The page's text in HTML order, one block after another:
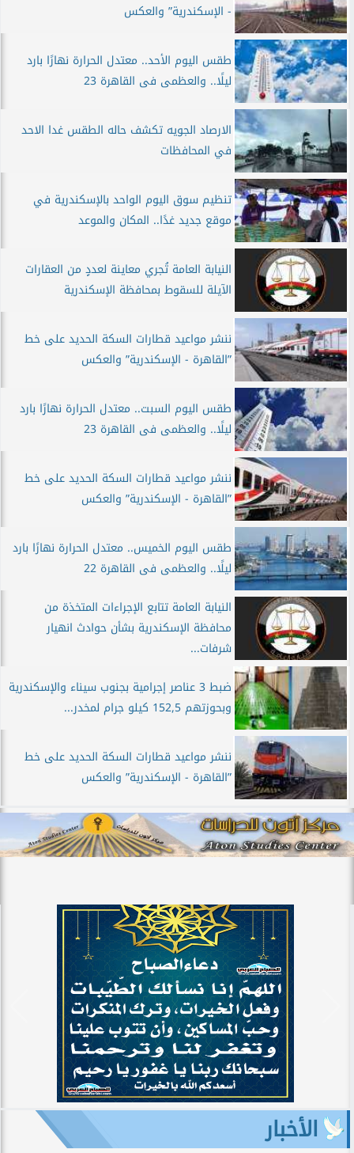
- الإسكندرية” والعكس
طقس اليوم الأحد.. معتدل الحرارة نهارًا بارد
ليلًا.. والعظمى فى القاهرة 23
الارصاد الجويه تكشف حاله الطقس غدا الاحد
في المحافظات
تنظيم سوق اليوم الواحد بالإسكندرية في
موقع جديد غدًا.. المكان والموعد
النيابة العامة تُجري معاينة لعددٍ من العقارات
الآيلة للسقوط بمحافظة الإسكندرية
ننشر مواعيد قطارات السكة الحديد على خط
”القاهرة - الإسكندرية” والعكس
طقس اليوم السبت.. معتدل الحرارة نهارًا بارد
ليلًا.. والعظمى فى القاهرة 23
ننشر مواعيد قطارات السكة الحديد على خط
”القاهرة - الإسكندرية” والعكس
طقس اليوم الخميس.. معتدل الحرارة نهارًا بارد
ليلًا.. والعظمى فى القاهرة 22
النيابة العامة تتابع الإجراءات المتخذة من
محافظة الإسكندرية بشأن حوادث انهيار
شرفات...
ضبط 3 عناصر إجرامية بجنوب سيناء والإسكندرية
وبحوزتهم 152,5 كيلو جرام لمخدر...
ننشر مواعيد قطارات السكة الحديد على خط
”القاهرة - الإسكندرية” والعكس
الأخبار